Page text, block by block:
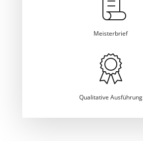
Meisterbrief
Qualitative Ausführung